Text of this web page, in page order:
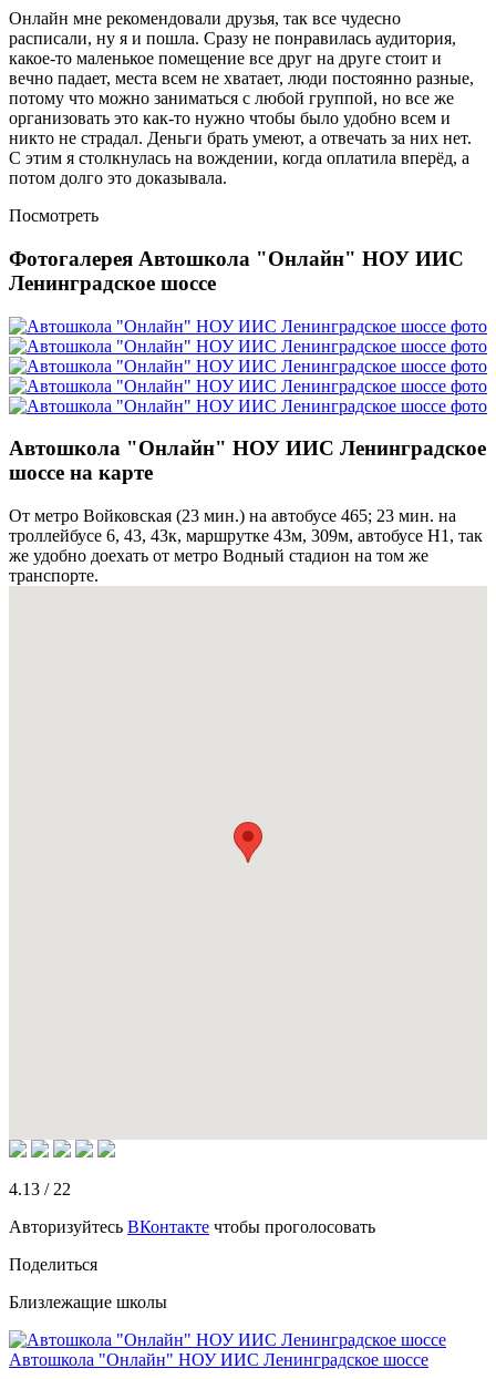
Онлайн мне рекомендовали друзья, так все чудесно
расписали, ну я и пошла. Сразу не понравилась аудитория,
какое-то маленькое помещение все друг на друге стоит и
вечно падает, места всем не хватает, люди постоянно разные,
потому что можно заниматься с любой группой, но все же
организовать это как-то нужно чтобы было удобно всем и
никто не страдал. Деньги брать умеют, а отвечать за них нет.
С этим я столкнулась на вождении, когда оплатила вперёд, а
потом долго это доказывала.
Посмотреть
Фотогалерея Автошкола "Онлайн" НОУ ИИС
Ленинградское шоссе
Автошкола "Онлайн" НОУ ИИС Ленинградское
шоссе на карте
От метро Войковская (23 мин.) на автобусе 465; 23 мин. на
троллейбусе 6, 43, 43к, маршрутке 43м, 309м, автобусе Н1, так
же удобно доехать от метро Водный стадион на том же
транспорте.
4.13 / 22
Авторизуйтесь ВКонтакте чтобы проголосовать
Поделиться
Близлежащие школы
Автошкола "Онлайн" НОУ ИИС Ленинградское шоссе